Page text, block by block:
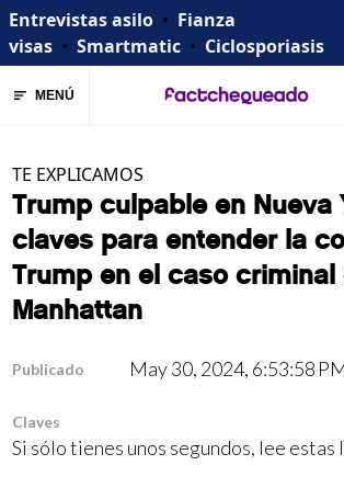
Entrevistas asilo • Fianza
visas • Smartmatic • Ciclosporiasis
MENÚ
TE EXPLICAMOS
Trump culpable en Nueva
claves para entender la
Trump en el caso criminal
Manhattan
Publicado May 30, 2024, 6:53:58
Claves
Si sólo tienes unos segundos, lee estas